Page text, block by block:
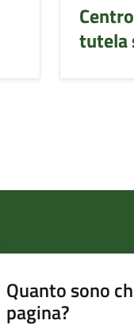
tutela
Quanto sono
pagina?